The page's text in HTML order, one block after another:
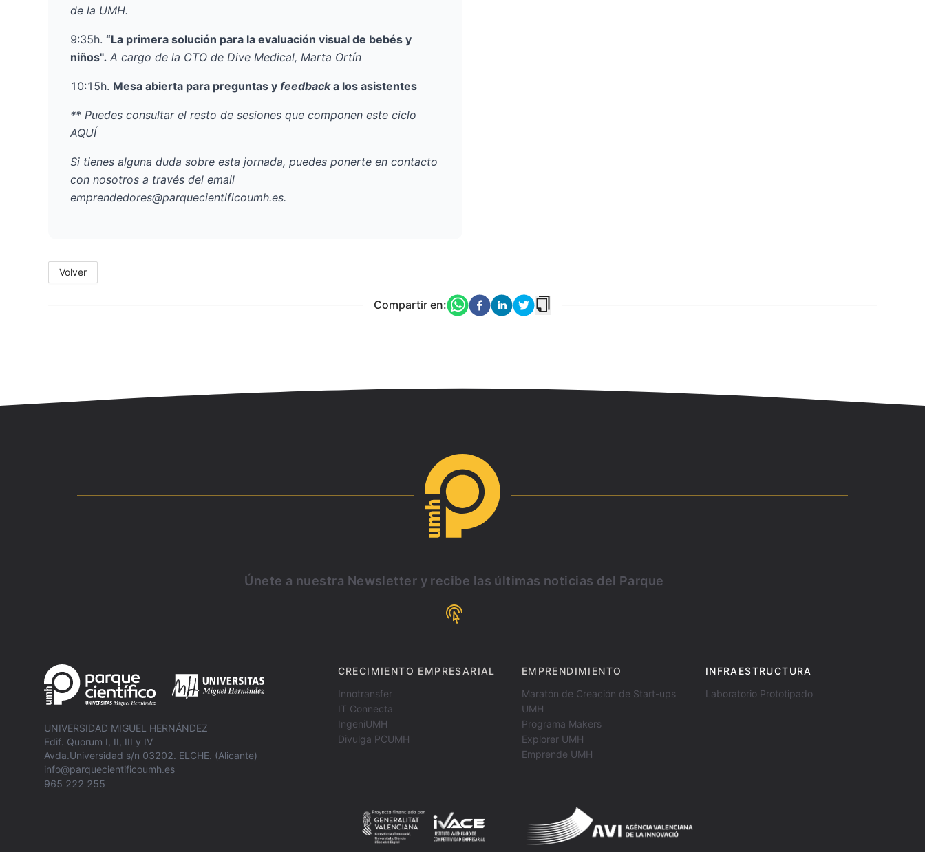
de la UMH.
9:35h.“La primera solución para la evaluación visual de bebés y
niños".A cargo de la CTO de Dive Medical, Marta Ortín
10:15h. Mesa abierta para preguntas yfeedbacka los asistentes
** Puedes consultar el resto de sesiones que componen este ciclo
AQUÍ
Si tienes alguna duda sobre esta jornada, puedes ponerte en contacto
con nosotros a través del email
emprendedores@parquecientificoumh.es.
Volver
Compartir en:
Únete a nuestra Newsletter y recibe las últimas noticias del Parque
UNIVERSIDAD MIGUEL HERNÁNDEZ
Edif. Quorum I, II, III y IV
Avda.Universidad s/n 03202. ELCHE. (Alicante)
info@parquecientificoumh.es
965 222 255
CRECIMIENTO EMPRESARIAL
Innotransfer
IT Connecta
IngeniUMH
Divulga PCUMH
EMPRENDIMIENTO
Maratón de Creación de Start-ups
UMH
Programa Makers
Explorer UMH
Emprende UMH
INFRAESTRUCTURA
Laboratorio Prototipado